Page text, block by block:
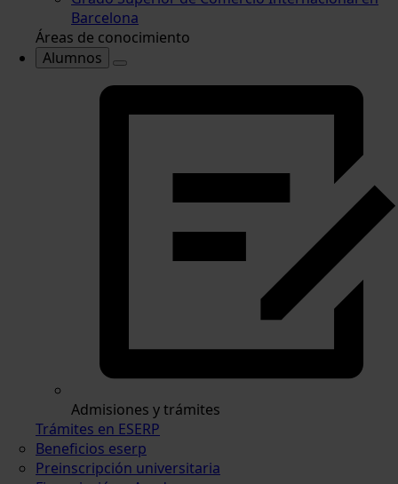
Barcelona
Áreas de conocimiento
Alumnos
Admisiones y trámites
Trámites en ESERP
Beneficios eserp
Preinscripción universitaria